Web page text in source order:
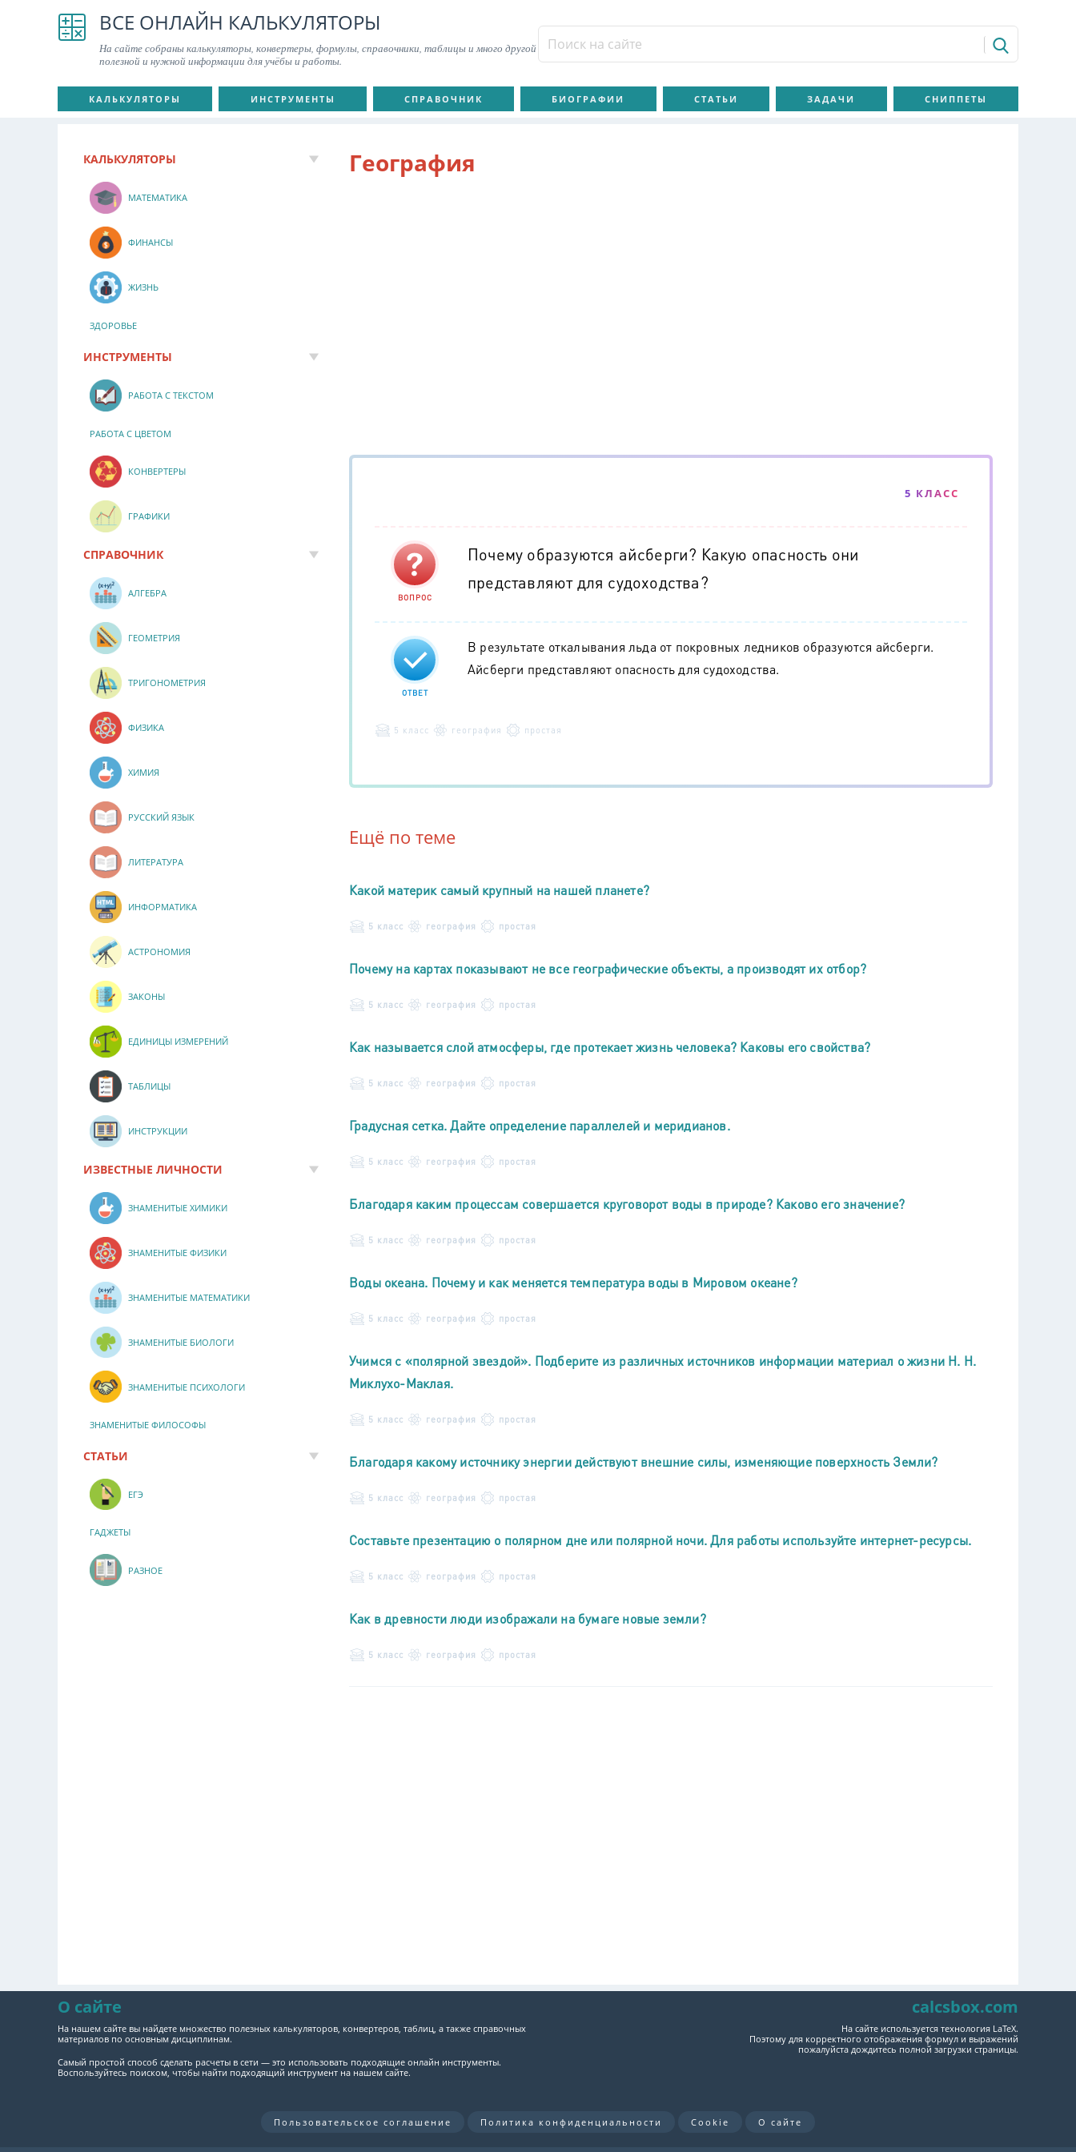
ВСЕ ОНЛАЙН КАЛЬКУЛЯТОРЫ
На сайте собраны калькуляторы, конвертеры, формулы, справочники, таблицы и много другой
полезной и нужной информации для учёбы и работы.
КАЛЬКУЛЯТОРЫ ИНСТРУМЕНТЫ СПРАВОЧНИК БИОГРАФИИ СТАТЬИ ЗАДАЧИ СНИППЕТЫ
География
5 КЛАСС
ВОПРОС
Почему образуются айсберги? Какую опасность они
представляют для судоходства?
ОТВЕТ
В результате откалывания льда от покровных ледников образуются айсберги.
Айсберги представляют опасность для судоходства.
5 класс география простая
Ещё по теме
Какой материк самый крупный на нашей планете?
5 класс география простая
Почему на картах показывают не все географические объекты, а производят их отбор?
5 класс география простая
Как называется слой атмосферы, где протекает жизнь человека? Каковы его свойства?
5 класс география простая
Градусная сетка. Дайте определение параллелей и меридианов.
5 класс география простая
Благодаря каким процессам совершается круговорот воды в природе? Каково его значение?
5 класс география простая
Воды океана. Почему и как меняется температура воды в Мировом океане?
5 класс география простая
Учимся с «полярной звездой». Подберите из различных источников информации материал о жизни Н. Н.
Миклухо-Маклая.
5 класс география простая
Благодаря какому источнику энергии действуют внешние силы, изменяющие поверхность Земли?
5 класс география простая
Составьте презентацию о полярном дне или полярной ночи. Для работы используйте интернет-ресурсы.
5 класс география простая
Как в древности люди изображали на бумаге новые земли?
5 класс география простая
КАЛЬКУЛЯТОРЫ
МАТЕМАТИКА
ФИНАНСЫ
ЖИЗНЬ
ЗДОРОВЬЕ
ИНСТРУМЕНТЫ
РАБОТА С ТЕКСТОМ
РАБОТА С ЦВЕТОМ
КОНВЕРТЕРЫ
ГРАФИКИ
СПРАВОЧНИК
АЛГЕБРА
ГЕОМЕТРИЯ
ТРИГОНОМЕТРИЯ
ФИЗИКА
ХИМИЯ
РУССКИЙ ЯЗЫК
ЛИТЕРАТУРА
ИНФОРМАТИКА
АСТРОНОМИЯ
ЗАКОНЫ
ЕДИНИЦЫ ИЗМЕРЕНИЙ
ТАБЛИЦЫ
ИНСТРУКЦИИ
ИЗВЕСТНЫЕ ЛИЧНОСТИ
ЗНАМЕНИТЫЕ ХИМИКИ
ЗНАМЕНИТЫЕ ФИЗИКИ
ЗНАМЕНИТЫЕ МАТЕМАТИКИ
ЗНАМЕНИТЫЕ БИОЛОГИ
ЗНАМЕНИТЫЕ ПСИХОЛОГИ
ЗНАМЕНИТЫЕ ФИЛОСОФЫ
СТАТЬИ
ЕГЭ
ГАДЖЕТЫ
РАЗНОЕ
О сайте
На нашем сайте вы найдете множество полезных калькуляторов, конвертеров, таблиц, а также справочных
материалов по основным дисциплинам.
Самый простой способ сделать расчеты в сети — это использовать подходящие онлайн инструменты.
Воспользуйтесь поиском, чтобы найти подходящий инструмент на нашем сайте.
calcsbox.com
На сайте используется технология LaTeX.
Поэтому для корректного отображения формул и выражений
пожалуйста дождитесь полной загрузки страницы.
Пользовательское соглашение Политика конфиденциальности Cookie О сайте